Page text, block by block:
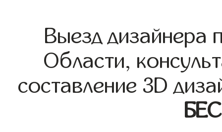
Выезд дизайнера
Области,
составление 3D